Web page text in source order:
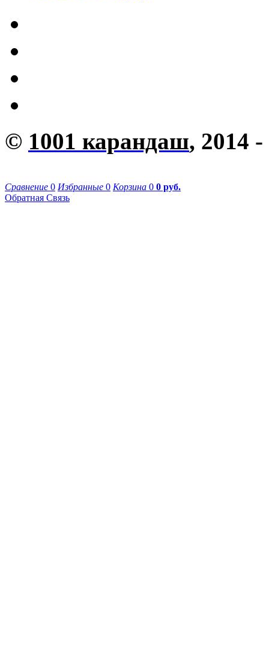
© 1001 карандаш, 2014 -
Сравнение 0 Избранные 0 Корзина 0 0 руб.
Обратная Связь